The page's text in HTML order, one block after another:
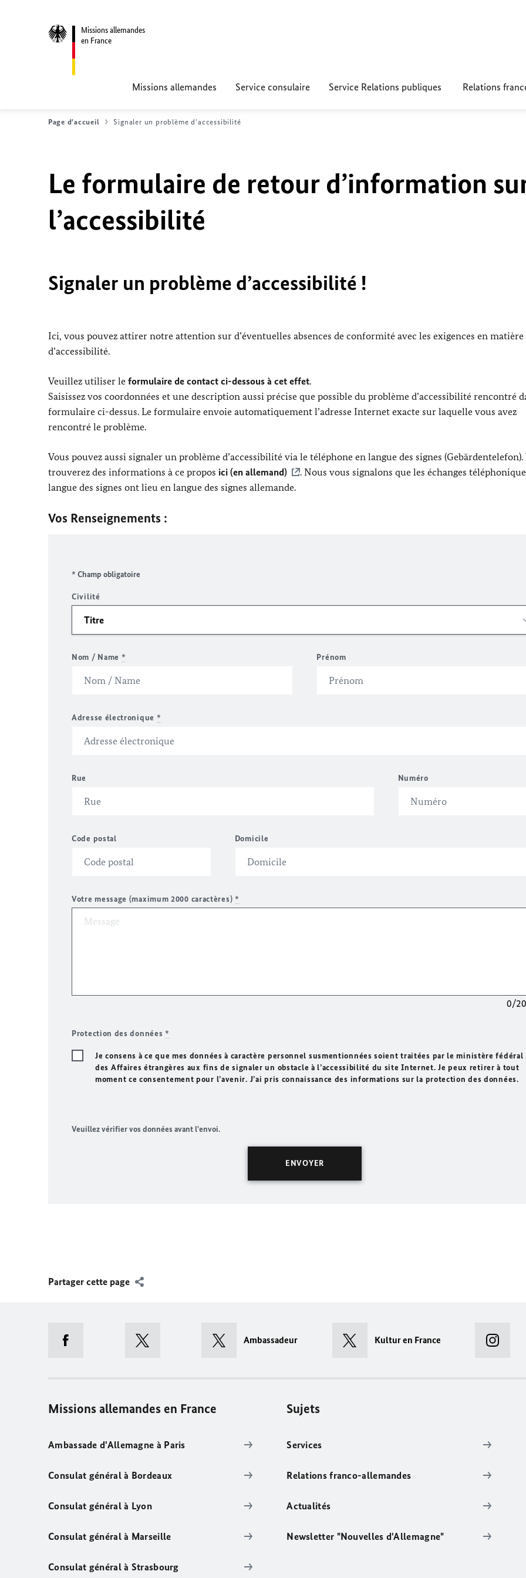
Missions allemandes
en France
Missions allemandes Service consulaire Service Relations publiques Relations
Page d'accueil Signaler un problème d'accessibilité
Le formulaire de retour d’information
l’accessibilité
Signaler un problème d’accessibilité !
Ici, vous pouvez attirer notre attention sur d’éventuelles absences de conformité avec les exigences en matière
d’accessibilité.
Veuillez utiliser le formulaire de contact ci-dessous à cet effet.
Saisissez vos coordonnées et une description aussi précise que possible du problème d’accessibilité rencontré
formulaire ci-dessus. Le formulaire envoie automatiquement l’adresse Internet exacte sur laquelle vous avez
rencontré le problème.
Vous pouvez aussi signaler un problème d’accessibilité via le téléphone en langue des signes (Gebärdentelefon).
trouverez des informations à ce propos ici (en allemand)
. Nous vous signalons que les échanges
langue des signes ont lieu en langue des signes allemande.
Vos Renseignements :
* Champ obligatoire
Civilité
Nom / Name * Prénom
Adresse électronique *
Rue Numéro
Code postal Domicile
Votre message (maximum 2000 caractères) *
0/
Protection des données*
Je consens à ce que mes données à caractère personnel susmentionnées soient traitées par le ministère fédéral
des Affaires étrangères aux fins de signaler un obstacle à l’accessibilité du site Internet. Je peux retirer à tout
moment ce consentement pour l’avenir. J’ai pris connaissance des informations sur la protection des données.
Veuillez vérifier vos données avant l'envoi.
Partager cette page
Ambassadeur Kultur en France
Missions allemandes en France
Ambassade d'Allemagne à Paris
Consulat général à Bordeaux
Consulat général à Lyon
Consulat général à Marseille
Consulat général à Strasbourg
Sujets
Services
Relations franco-allemandes
Actualités
Newsletter "Nouvelles d'Allemagne"